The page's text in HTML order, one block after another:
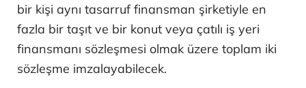
bir kişi aynı tasarruf finansman şirketiyle en
fazla bir taşıt ve bir konut veya çatılı iş yeri
finansmanı sözleşmesi olmak üzere toplam iki
sözleşme imzalayabilecek.